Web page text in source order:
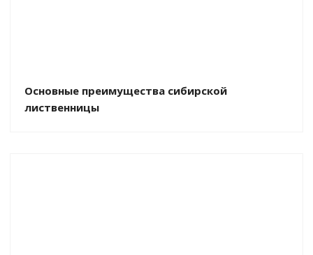
Основные преимущества сибирской
лиственницы